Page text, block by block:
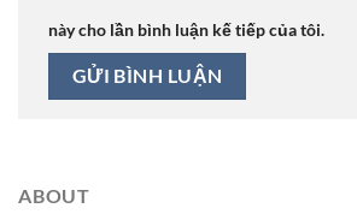
này cho lần bình luận kế tiếp của tôi.
ABOUT